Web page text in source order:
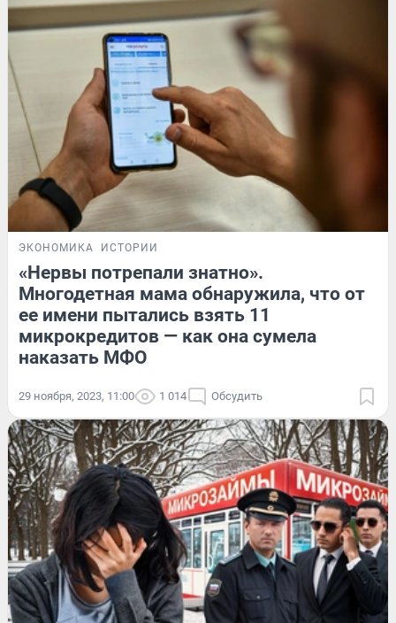
ЭКОНОМИКА ИСТОРИИ
«Нервы потрепали знатно».
Многодетная мама обнаружила, что от
ее имени пытались взять 11
микрокредитов — как она сумела
наказать МФО
29 ноября, 2023, 11:00 1 014 Обсудить